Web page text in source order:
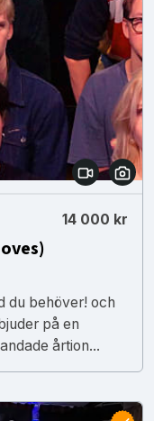
14 000 kr
du behöver! och
på en
årtion...